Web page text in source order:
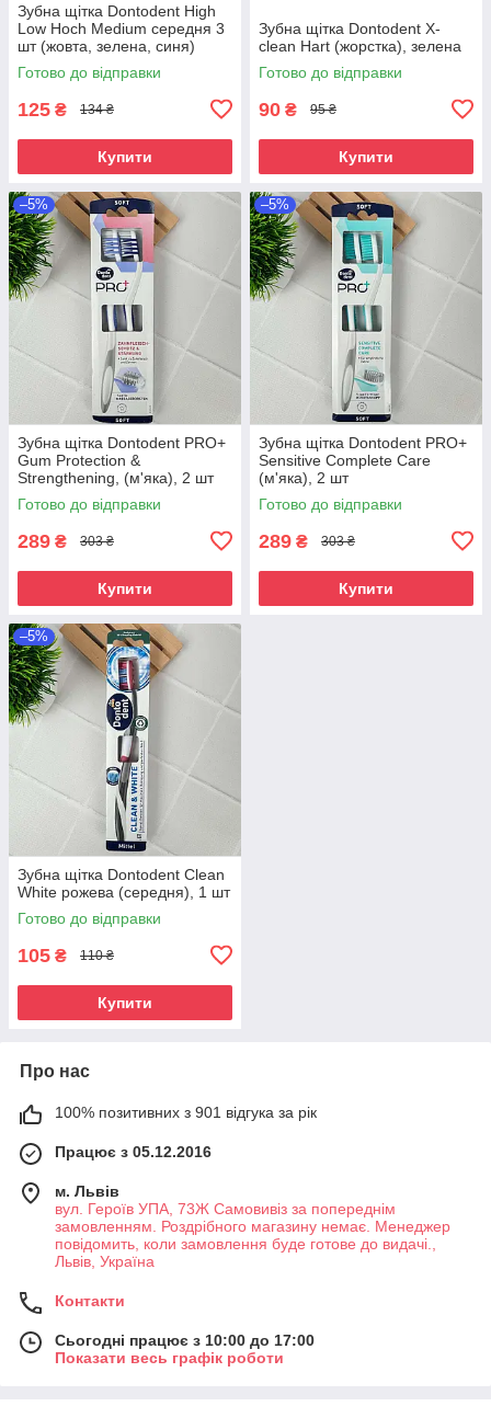
Зубна щітка Dontodent High
Low Hoch Medium середня 3
шт (жовта, зелена, синя)
Готово до відправки
125 ₴ 134 ₴
Купити
Зубна щітка Dontodent X-
clean Hart (жорстка), зелена
Готово до відправки
90 ₴ 95 ₴
Купити
–5%
Зубна щітка Dontodent PRO+
Gum Protection &
Strengthening, (м'яка), 2 шт
Готово до відправки
289 ₴ 303 ₴
Купити
–5%
Зубна щітка Dontodent PRO+
Sensitive Complete Care
(м'яка), 2 шт
Готово до відправки
289 ₴ 303 ₴
Купити
–5%
Зубна щітка Dontodent Clean
White рожева (середня), 1 шт
Готово до відправки
105 ₴ 110 ₴
Купити
Про нас
100% позитивних з 901 відгука за рік
Працює з 05.12.2016
м. Львів
вул. Героїв УПА, 73Ж Самовивіз за попереднім
замовленням. Роздрібного магазину немає. Менеджер
повідомить, коли замовлення буде готове до видачі.,
Львів, Україна
Контакти
Сьогодні працює з 10:00 до 17:00
Показати весь графік роботи